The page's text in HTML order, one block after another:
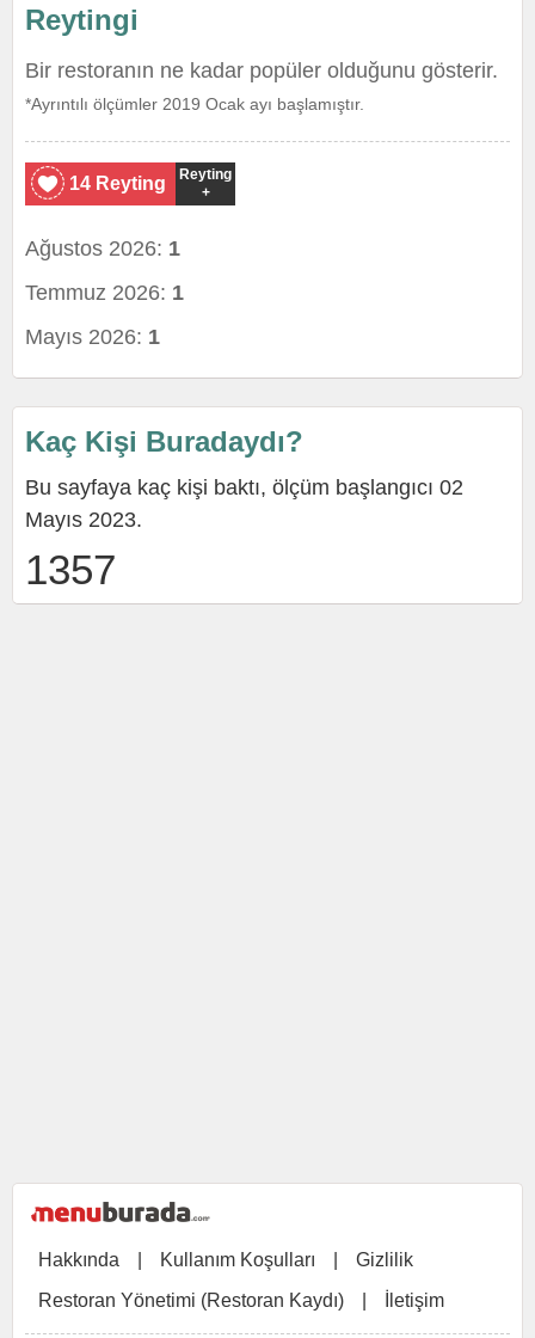
Reytingi
Bir restoranın ne kadar popüler olduğunu gösterir.
*Ayrıntılı ölçümler 2019 Ocak ayı başlamıştır.
14 Reyting
Reyting
+
Ağustos 2026: 1
Temmuz 2026: 1
Mayıs 2026: 1
Kaç Kişi Buradaydı?
Bu sayfaya kaç kişi baktı, ölçüm başlangıcı 02
Mayıs 2023.
1357
Hakkında Kullanım Koşulları
Gizlilik
Restoran Yönetimi (Restoran Kaydı)
İletişim